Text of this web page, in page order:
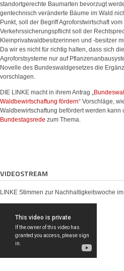
standortgerechte Baumarten bevorzugt
gentechnisch veränderte Bäume im Wald
Punkt, soll der Begriff Agroforstwirtschaft
Verkehrssicherungspflicht soll der
Kleinprivatwaldbesitzerinnen und -besitzer
Da wir es nicht für richtig halten, dass sich
Agroforstsysteme nur auf
Novelle des Bundeswaldgesetzes die
vorschlagen.
DIE LINKE macht in ihrem Antrag „
Waldbewirtschaftung fördern“ Vorschläge,
Waldbewirtschaftung befördert werden kann
Bundestagsrede zum Thema.
VIDEOSTREAM
LINKE Stimmen zur Nachhaltigkeitswoche